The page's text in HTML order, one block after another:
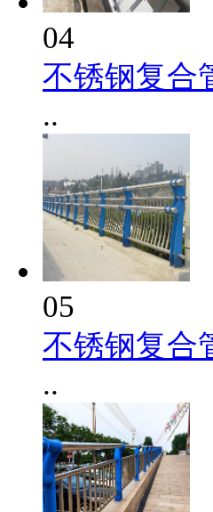
04
不锈钢复合
..
05
不锈钢复合
..